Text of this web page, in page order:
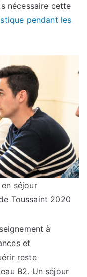
nécessaire cette
pendant les
séjour
Toussaint 2020
à
et
reste
B2. Un séjour